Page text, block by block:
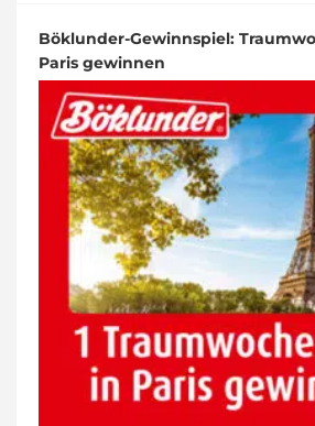
Böklunder-Gewinnspiel:
Paris gewinnen